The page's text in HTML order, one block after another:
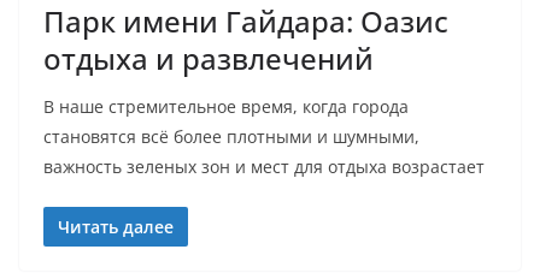
Парк имени Гайдара: Оазис
отдыха и развлечений
В наше стремительное время, когда города
становятся всё более плотными и шумными,
важность зеленых зон и мест для отдыха возрастает
Читать далее